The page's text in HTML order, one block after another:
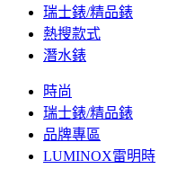
瑞士錶/精品錶
熱搜款式
潛水錶
時尚
瑞士錶/精品錶
品牌專區
LUMINOX雷明時